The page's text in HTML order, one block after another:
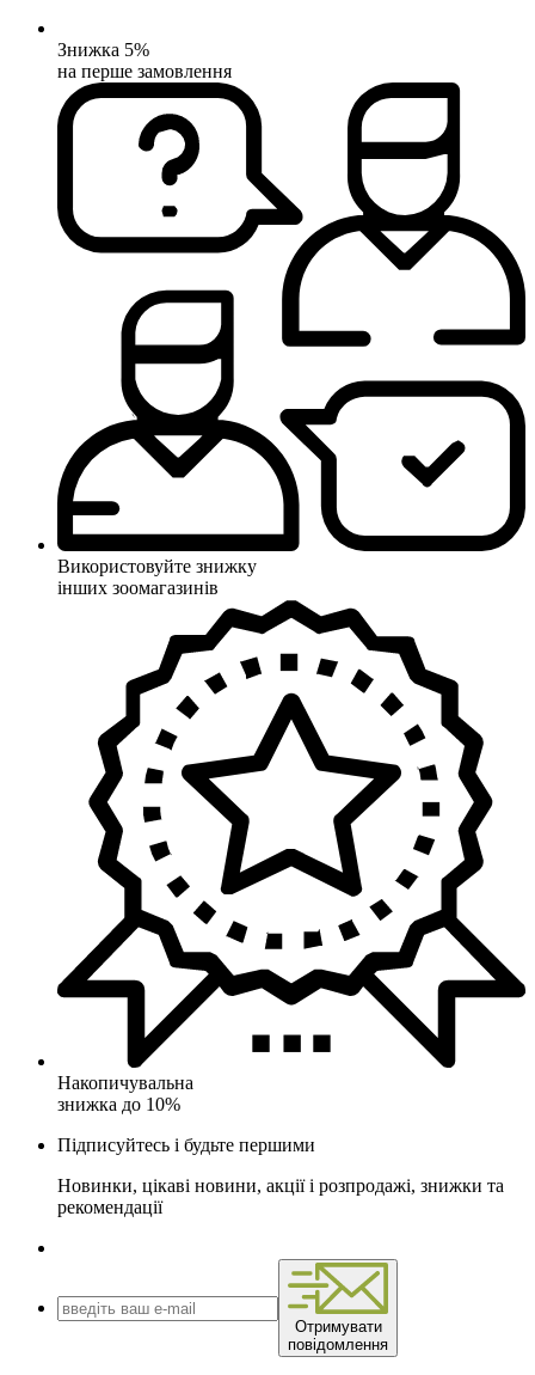
Знижка 5%
на перше замовлення
Використовуйте знижку
інших зоомагазинів
Накопичувальна
знижка до 10%
Підписуйтесь і будьте першими
Новинки, цікаві новини, акції і розпродажі, знижки та
рекомендації
Отримувати
повідомлення